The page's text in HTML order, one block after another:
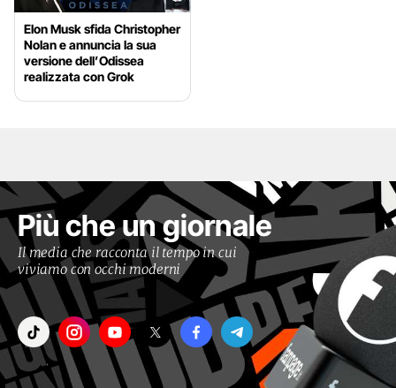
Elon Musk sfida Christopher
Nolan e annuncia la sua
versione dell’Odissea
realizzata con Grok
Più che un giornale
Il media che racconta il tempo in cui
viviamo con occhi moderni